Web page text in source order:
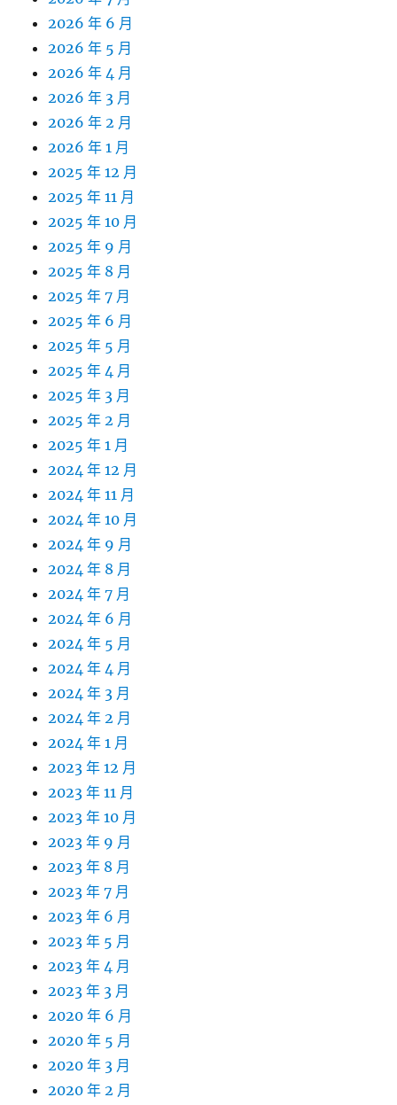
2026 年 6 月
2026 年 5 月
2026 年 4 月
2026 年 3 月
2026 年 2 月
2026 年 1 月
2025 年 12 月
2025 年 11 月
2025 年 10 月
2025 年 9 月
2025 年 8 月
2025 年 7 月
2025 年 6 月
2025 年 5 月
2025 年 4 月
2025 年 3 月
2025 年 2 月
2025 年 1 月
2024 年 12 月
2024 年 11 月
2024 年 10 月
2024 年 9 月
2024 年 8 月
2024 年 7 月
2024 年 6 月
2024 年 5 月
2024 年 4 月
2024 年 3 月
2024 年 2 月
2024 年 1 月
2023 年 12 月
2023 年 11 月
2023 年 10 月
2023 年 9 月
2023 年 8 月
2023 年 7 月
2023 年 6 月
2023 年 5 月
2023 年 4 月
2023 年 3 月
2020 年 6 月
2020 年 5 月
2020 年 3 月
2020 年 2 月